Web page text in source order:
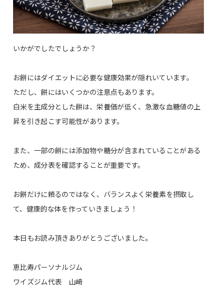
いかがでしたでしょうか？
お餅にはダイエットに必要な健康効果が隠れいています。
ただし、餅にはいくつかの注意点もあります。
白米を主成分とした餅は、栄養価が低く、急激な血糖値の上
昇を引き起こす可能性があります。
また、一部の餅には添加物や糖分が含まれていることがある
ため、成分表を確認することが重要です。
お餅だけに頼るのではなく、バランスよく栄養素を摂取し
て、健康的な体を作っていきましょう！
本日もお読み頂きありがとうございました。
恵比寿パーソナルジム
ワイズジム代表 山崎